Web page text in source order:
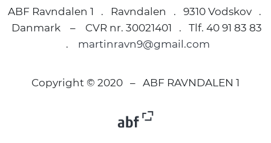
ABF Ravndalen 1 . Ravndalen . 9310 Vodskov .
Danmark – CVR nr. 30021401 . Tlf. 40 91 83 83
. martinravn9@gmail.com
Copyright © 2020 – ABF RAVNDALEN 1